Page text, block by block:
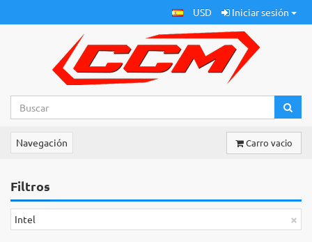
USD Iniciar sesión
Navegación Carro vacio
Filtros
×
Intel